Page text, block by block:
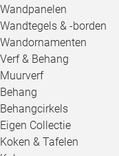
Wandpanelen
Wandtegels & -borden
Wandornamenten
Verf & Behang
Muurverf
Behang
Behangcirkels
Eigen Collectie
Koken & Tafelen